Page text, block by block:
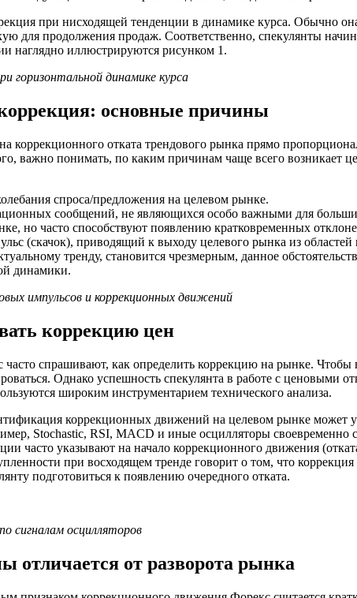
при нисходящей тенденции в динамике курса. Обычно
для продолжения продаж. Соответственно, спекулянты
наглядно иллюстрируются рисунком 1.
горизонтальной динамике курса
основные причины
коррекционного отката трендового рынка прямо
важно понимать, по каким причинам чаще всего
спроса/предложения на целевом рынке.
сообщений, не являющихся особо важными для
но часто способствуют появлению кратковременных
(скачок), приводящий к выходу целевого рынка из
тренду, становится чрезмерным, данное
динамики.
импульсов и коррекционных движений
коррекцию цен
спрашивают, как определить коррекцию на рынке. Чтобы
Однако успешность спекулянта в работе с ценовыми
широким инструментарием технического анализа.
коррекционных движений на целевом рынке
Stochastic, RSI, MACD и иные осцилляторы своевременно
часто указывают на начало коррекционного движения
при восходящем тренде говорит о том, что
подготовиться к появлению очередного отката.
сигналам осцилляторов
отличается от разворота рынка